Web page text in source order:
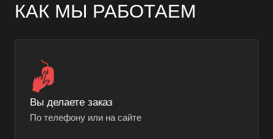
КАК МЫ РАБОТАЕМ
Вы делаете заказ
По телефону или на сайте